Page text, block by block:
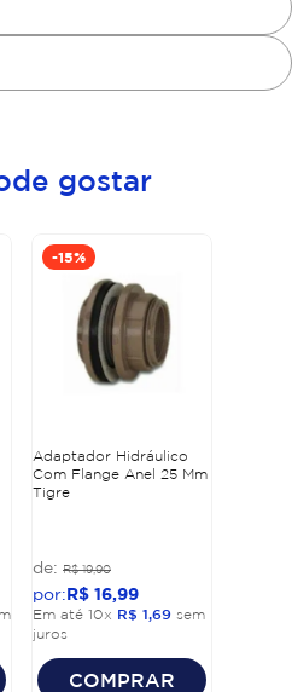
gostar
-15%
Adaptador Hidráulico
Com Flange Anel 25 Mm
Tigre
R$ 19,90
R$ 16,99
Em até 10x R$ 1,69 sem
juros
COMPRAR